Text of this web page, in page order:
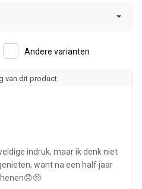
Andere varianten
van dit product
indruk, maar ik denk niet
want na een half jaar